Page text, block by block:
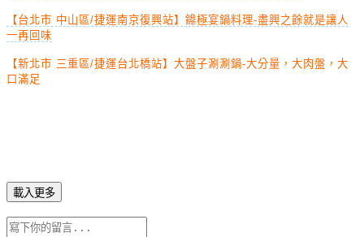
【台北市 中山區/捷運南京復興站】鐤極宴鍋料理-盡興之餘就是讓人
一再回味
【新北市 三重區/捷運台北橋站】大盤子涮涮鍋-大分量，大肉盤，大
口滿足
載入更多